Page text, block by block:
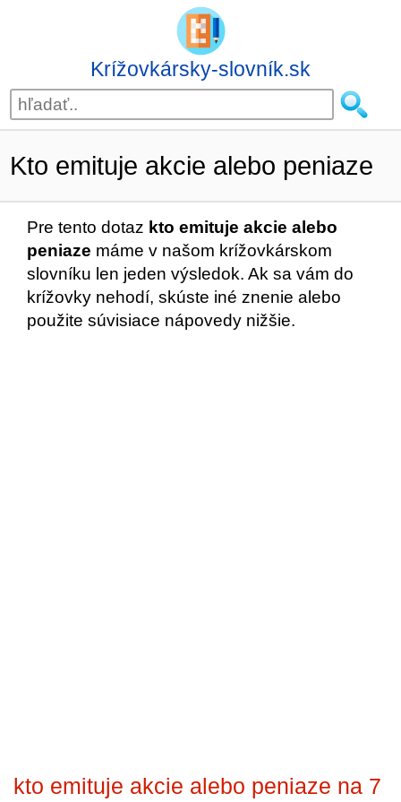
Krížovkársky-slovník.sk
Kto emituje akcie alebo peniaze
Pre tento dotaz kto emituje akcie alebo
peniaze máme v našom krížovkárskom
slovníku len jeden výsledok. Ak sa vám do
krížovky nehodí, skúste iné znenie alebo
použite súvisiace nápovedy nižšie.
kto emituje akcie alebo peniaze na 7